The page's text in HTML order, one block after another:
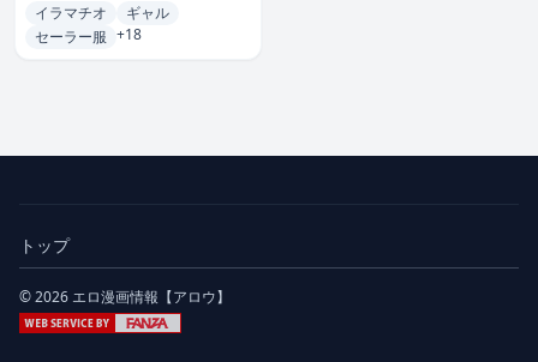
イラマチオ
ギャル
セーラー服 +18
トップ
© 2026 エロ漫画情報【アロウ】